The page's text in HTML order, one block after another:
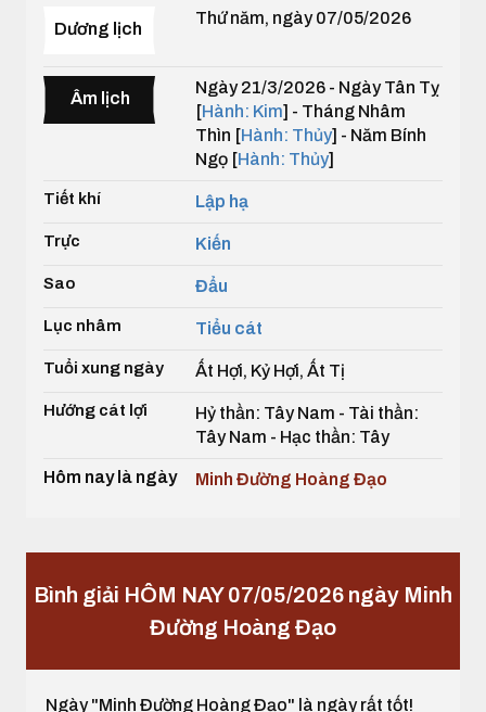
Dương lịch
Thứ năm, ngày 07/05/2026
Âm lịch
Ngày 21/3/2026 - Ngày Tân Tỵ
[Hành: Kim] - Tháng Nhâm
Thìn [Hành: Thủy] - Năm Bính
Ngọ [Hành: Thủy]
Tiết khí Lập hạ
Trực Kiến
Sao Đẩu
Lục nhâm Tiểu cát
Tuổi xung ngày Ất Hợi, Kỷ Hợi, Ất Tị
Hướng cát lợi
Hỷ thần: Tây Nam - Tài thần:
Tây Nam - Hạc thần: Tây
Hôm nay là ngày Minh Đường Hoàng Đạo
Bình giải HÔM NAY 07/05/2026 ngày Minh
Đường Hoàng Đạo
Ngày "Minh Đường Hoàng Đạo" là ngày rất tốt!